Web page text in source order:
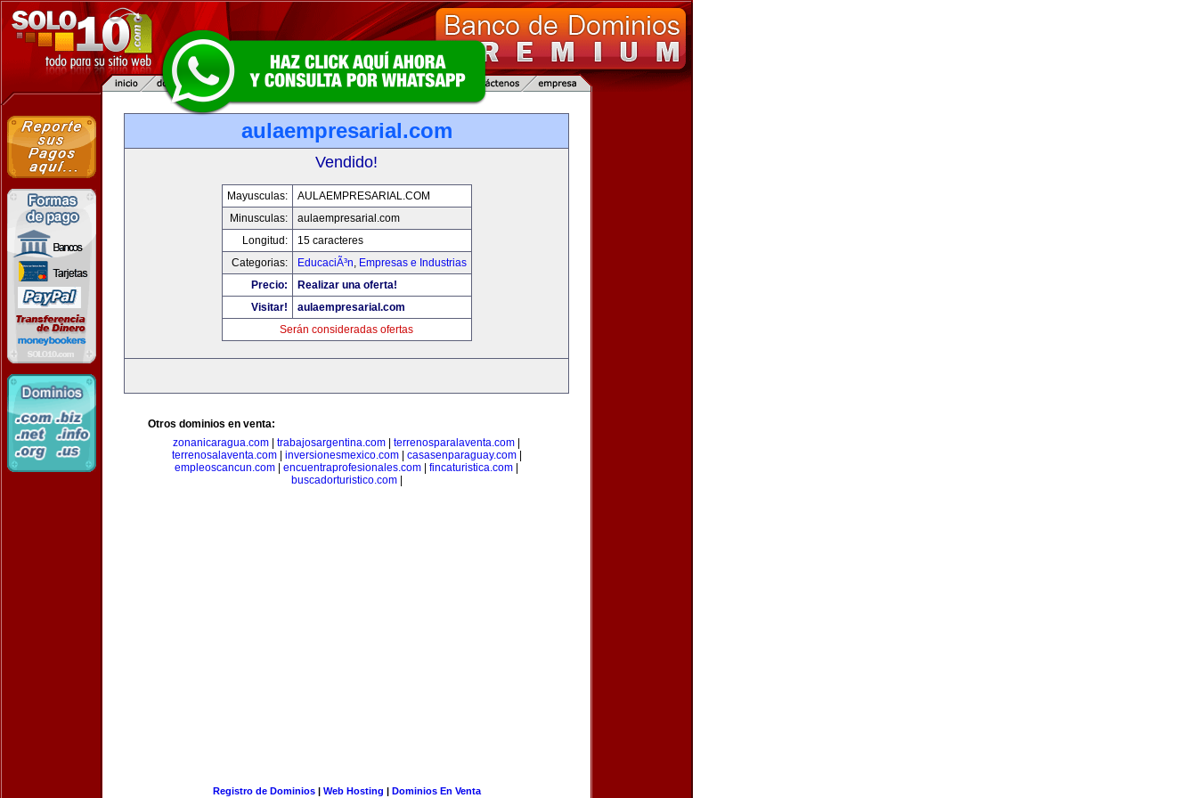
aulaempresarial.com
Vendido!
Mayusculas:
AULAEMPRESARIAL.COM
Minusculas:
aulaempresarial.com
Longitud:
15 caracteres
Categorias:
EducaciÃ³n, Empresas e Industrias
Precio:
Realizar una oferta!
Visitar!
aulaempresarial.com
Serán consideradas ofertas
Otros dominios en venta:
zonanicaragua.com
trabajosargentina.com terrenosparalaventa.com
terrenosalaventa.com| inversionesmexico.com| casasenparaguay.com|
empleoscancun.com
encuentraprofesionales.com fincaturistica.com
buscadorturistico.com|
Registro de Dominios| Web Hosting | Dominios En Venta